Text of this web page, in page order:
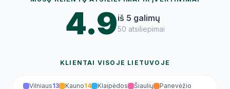
4.9iš 5 galimų
50 atsiliepimai
KLIENTAI VISOJE LIETUVOJE
Vilniaus13 Kauno14 Klaipėdos Šiaulių Panevėžio